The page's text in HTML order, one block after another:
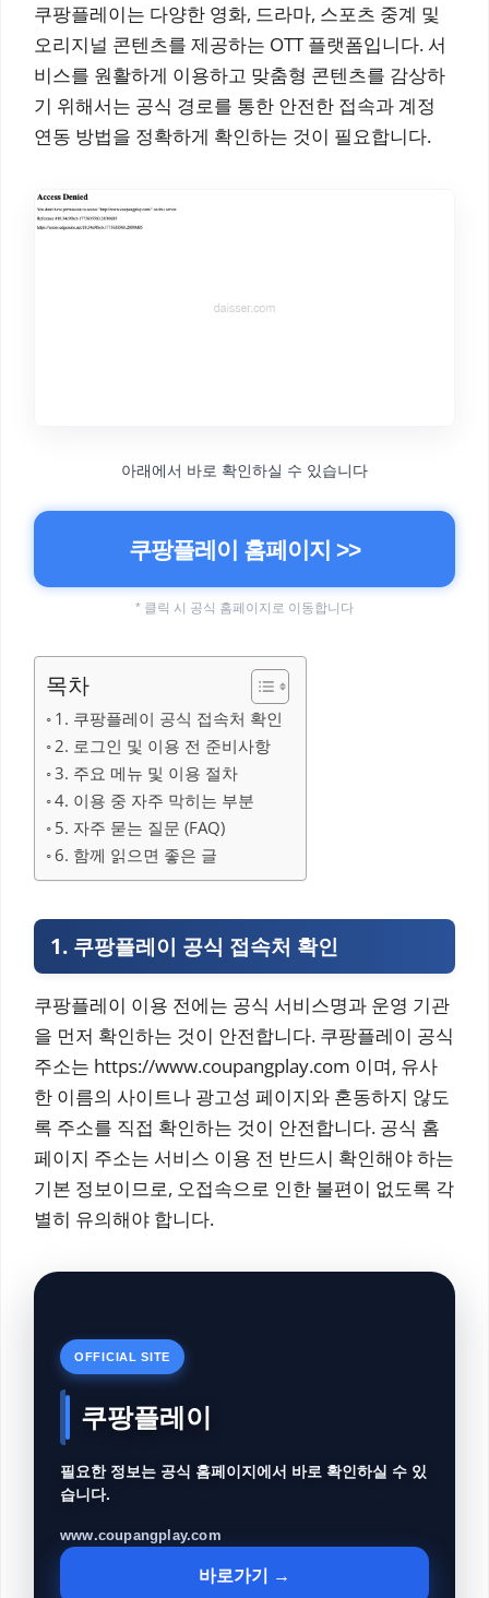
쿠팡플레이는 다양한 영화, 드라마, 스포츠 중계 및
오리지널 콘텐츠를 제공하는 OTT 플랫폼입니다. 서
비스를 원활하게 이용하고 맞춤형 콘텐츠를 감상하
기 위해서는 공식 경로를 통한 안전한 접속과 계정
연동 방법을 정확하게 확인하는 것이 필요합니다.
아래에서 바로 확인하실 수 있습니다
쿠팡플레이 홈페이지 >>
* 클릭 시 공식 홈페이지로 이동합니다
목차
1. 쿠팡플레이 공식 접속처 확인
2. 로그인 및 이용 전 준비사항
3. 주요 메뉴 및 이용 절차
4. 이용 중 자주 막히는 부분
5. 자주 묻는 질문 (FAQ)
6. 함께 읽으면 좋은 글
1. 쿠팡플레이 공식 접속처 확인
쿠팡플레이 이용 전에는 공식 서비스명과 운영 기관
을 먼저 확인하는 것이 안전합니다. 쿠팡플레이 공식
주소는 https://www.coupangplay.com 이며, 유사
한 이름의 사이트나 광고성 페이지와 혼동하지 않도
록 주소를 직접 확인하는 것이 안전합니다. 공식 홈
페이지 주소는 서비스 이용 전 반드시 확인해야 하는
기본 정보이므로, 오접속으로 인한 불편이 없도록 각
별히 유의해야 합니다.
OFFICIAL SITE
쿠팡플레이
필요한 정보는 공식 홈페이지에서 바로 확인하실 수 있
습니다.
www.coupangplay.com
바로가기 →